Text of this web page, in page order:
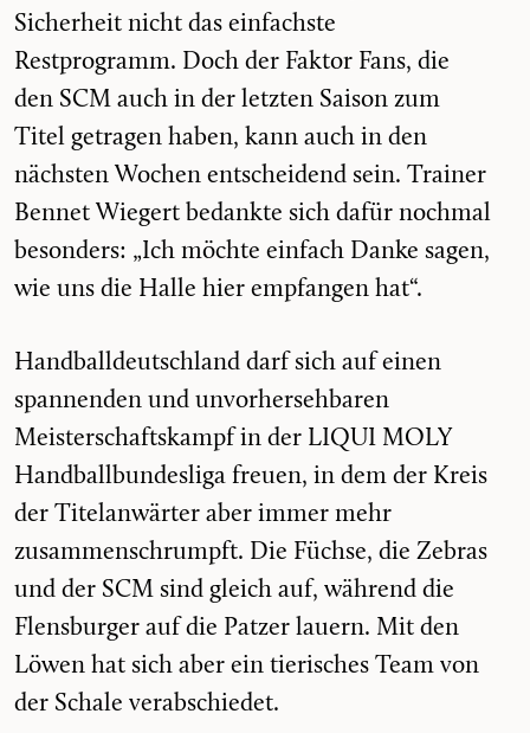
Sicherheit nicht das einfachste
Restprogramm. Doch der Faktor Fans, die
den SCM auch in der letzten Saison zum
Titel getragen haben, kann auch in den
nächsten Wochen entscheidend sein. Trainer
Bennet Wiegert bedankte sich dafür nochmal
besonders: „Ich möchte einfach Danke sagen,
wie uns die Halle hier empfangen hat“.
Handballdeutschland darf sich auf einen
spannenden und unvorhersehbaren
Meisterschaftskampf in der LIQUI MOLY
Handballbundesliga freuen, in dem der Kreis
der Titelanwärter aber immer mehr
zusammenschrumpft. Die Füchse, die Zebras
und der SCM sind gleich auf, während die
Flensburger auf die Patzer lauern. Mit den
Löwen hat sich aber ein tierisches Team von
der Schale verabschiedet.